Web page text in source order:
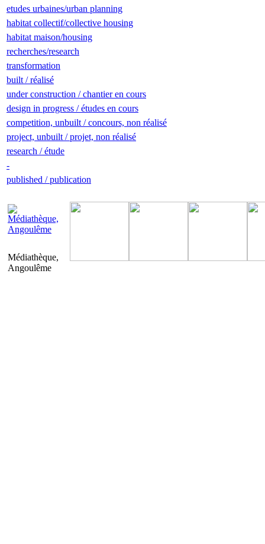
etudes urbaines/urban planning
habitat collectif/collective housing
habitat maison/housing
recherches/research
transformation
built / réalisé
under construction / chantier en cours
design in progress / études en cours
competition, unbuilt / concours, non réalisé
project, unbuilt / projet, non réalisé
research / étude
-
published / publication
Médiathèque,
Angoulême